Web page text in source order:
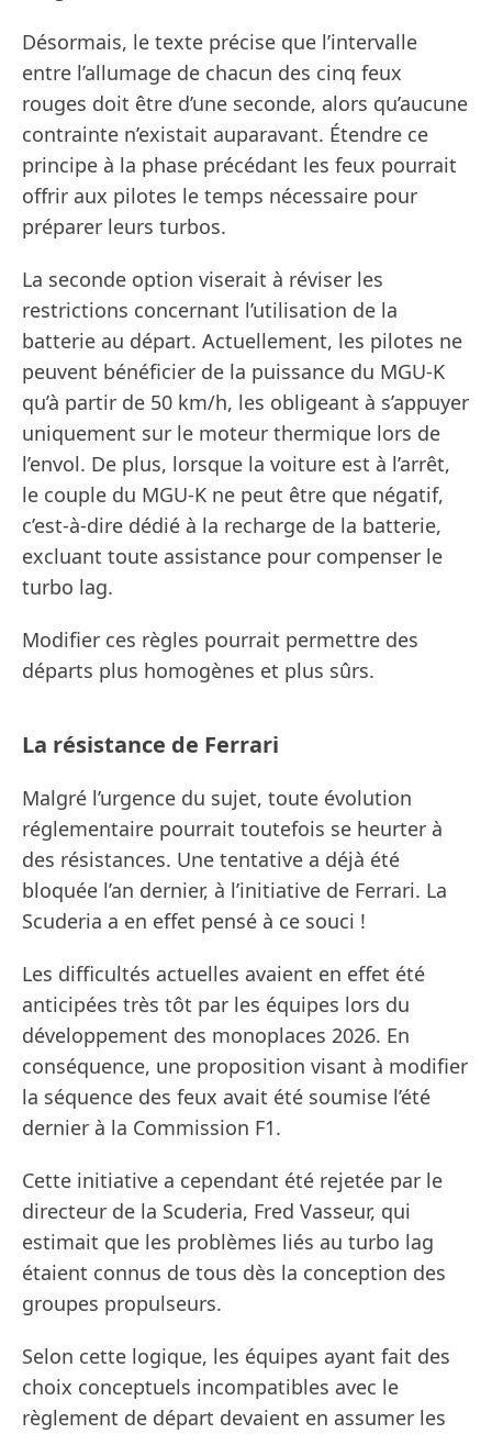
Désormais, le texte précise que l’intervalle
entre l’allumage de chacun des cinq feux
rouges doit être d’une seconde, alors qu’aucune
contrainte n’existait auparavant. Étendre ce
principe à la phase précédant les feux pourrait
offrir aux pilotes le temps nécessaire pour
préparer leurs turbos.
La seconde option viserait à réviser les
restrictions concernant l’utilisation de la
batterie au départ. Actuellement, les pilotes ne
peuvent bénéficier de la puissance du MGU-K
qu’à partir de 50 km/h, les obligeant à s’appuyer
uniquement sur le moteur thermique lors de
l’envol. De plus, lorsque la voiture est à l’arrêt,
le couple du MGU-K ne peut être que négatif,
c’est-à-dire dédié à la recharge de la batterie,
excluant toute assistance pour compenser le
turbo lag.
Modifier ces règles pourrait permettre des
départs plus homogènes et plus sûrs.
La résistance de Ferrari
Malgré l’urgence du sujet, toute évolution
réglementaire pourrait toutefois se heurter à
des résistances. Une tentative a déjà été
bloquée l’an dernier, à l’initiative de Ferrari. La
Scuderia a en effet pensé à ce souci !
Les difficultés actuelles avaient en effet été
anticipées très tôt par les équipes lors du
développement des monoplaces 2026. En
conséquence, une proposition visant à modifier
la séquence des feux avait été soumise l’été
dernier à la Commission F1.
Cette initiative a cependant été rejetée par le
directeur de la Scuderia, Fred Vasseur, qui
estimait que les problèmes liés au turbo lag
étaient connus de tous dès la conception des
groupes propulseurs.
Selon cette logique, les équipes ayant fait des
choix conceptuels incompatibles avec le
règlement de départ devaient en assumer les